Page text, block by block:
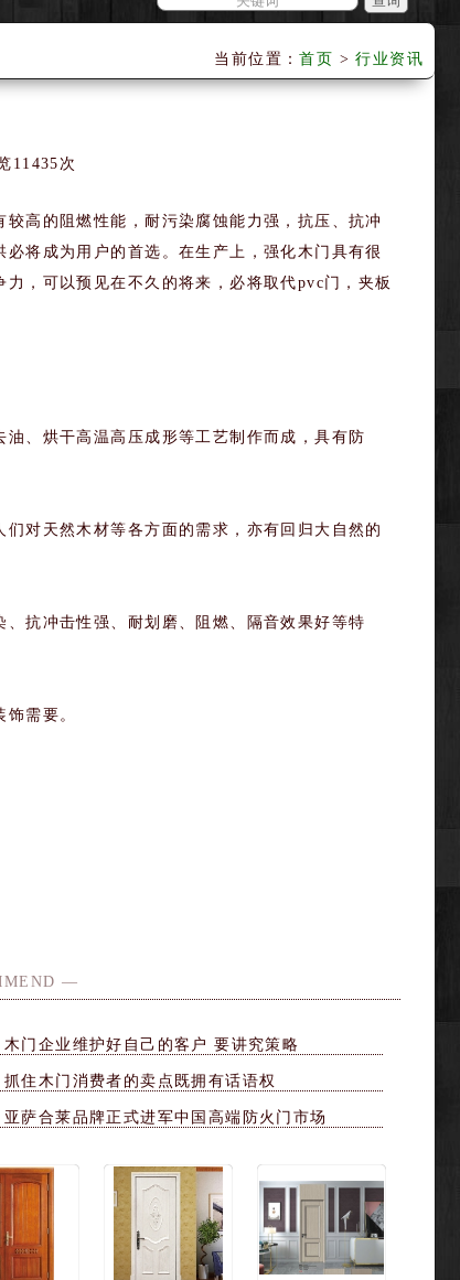
当前位置：首页 >行业资讯
11435次
高的阻燃性能，耐污染腐蚀能力强，抗压、抗冲
将成为用户的首选。在生产上，强化木门具有很
，可以预见在不久的将来，必将取代pvc门，夹板
、烘干高温高压成形等工艺制作而成，具有防
对天然木材等各方面的需求，亦有回归大自然的
抗冲击性强、耐划磨、阻燃、隔音效果好等特
需要。
—
木门企业维护好自己的客户 要讲究策略
抓住木门消费者的卖点既拥有话语权
亚萨合莱品牌正式进军中国高端防火门市场